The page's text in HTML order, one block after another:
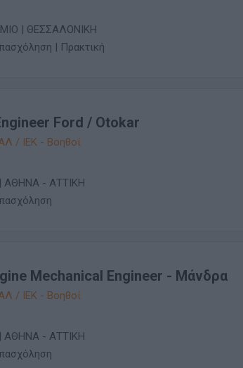
| ΘΕΣΣΑΛΟΝΙΚΗ
| Πρακτική
Ford / Otokar
/ ΙΕΚ - Βοηθοί
- ΑΤΤΙΚΗ
Mechanical Engineer - Μάνδρα
/ ΙΕΚ - Βοηθοί
- ΑΤΤΙΚΗ